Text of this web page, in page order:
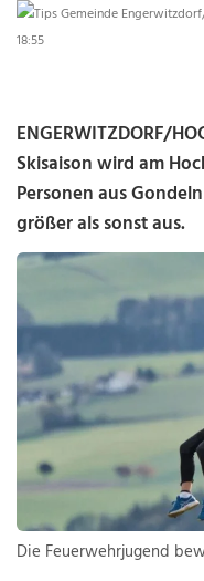
18:55
ENGERWITZDORF/
Skisaison wird am
Personen aus
größer als sonst aus.
Die Feuerwehrjugend